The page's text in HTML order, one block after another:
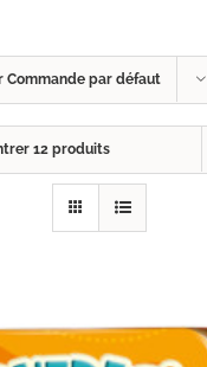
Commande par défaut
12 produits